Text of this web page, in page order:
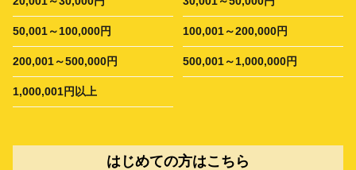
50,001～100,000円 100,001～200,000円
200,001～500,000円 500,001～1,000,000円
1,000,001円以上
はじめての方はこちら